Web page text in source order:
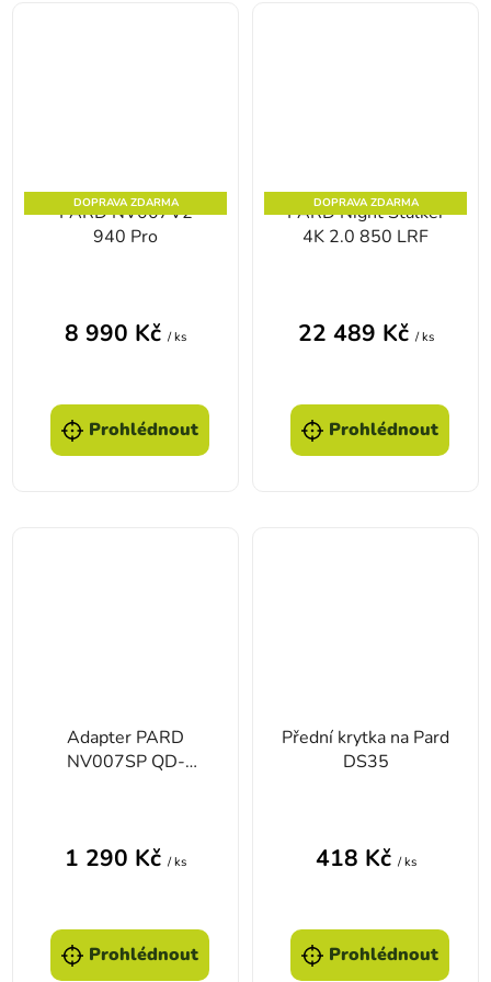
DOPRAVA ZDARMA
PARD NV007V2
940 Pro
8 990 Kč / ks
Prohlédnout
DOPRAVA ZDARMA
PARD Night Stalker
4K 2.0 850 LRF
22 489 Kč / ks
Prohlédnout
Adapter PARD
NV007SP QD-
1 290 Kč / ks
Prohlédnout
Přední krytka na Pard
DS35
418 Kč / ks
Prohlédnout